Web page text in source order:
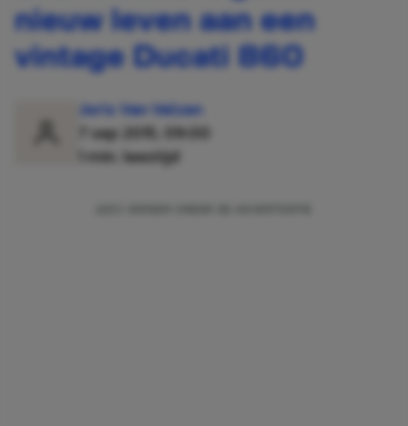
nieuw leven aan een
vintage Ducati 860
Joris Van Velzen
7 sep 2015, 09:00
1 min. leestijd